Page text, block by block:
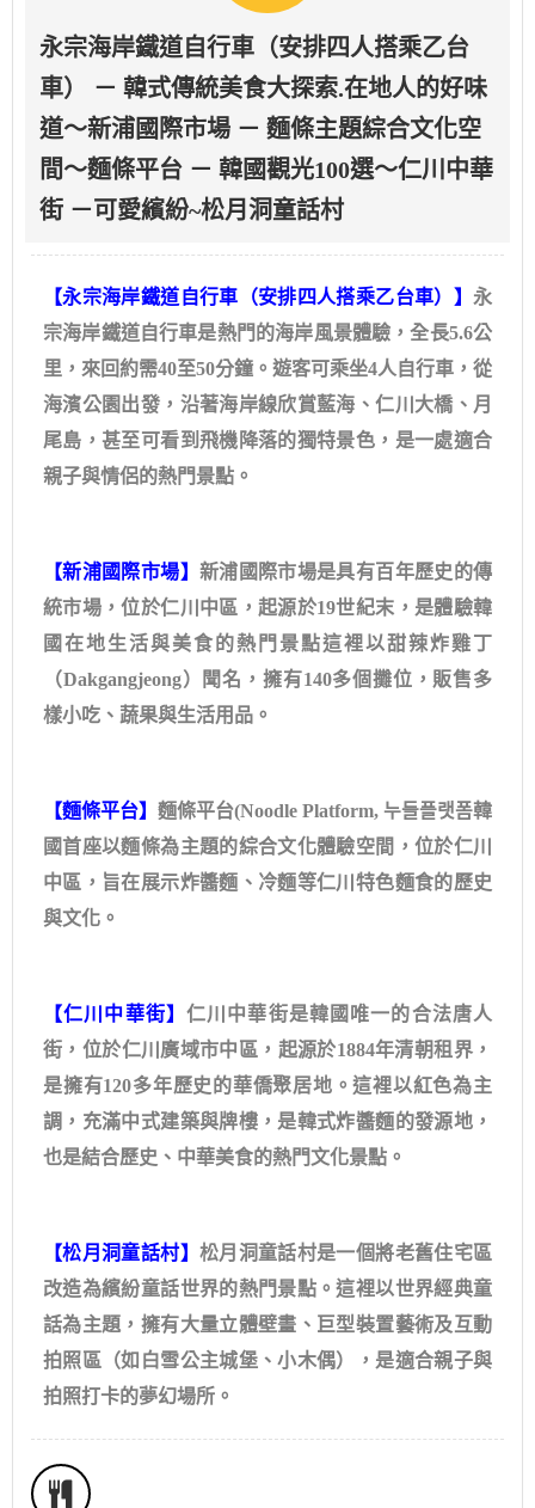
永宗海岸鐵道自行車（安排四人搭乘乙台
車） － 韓式傳統美食大探索.在地人的好味
道～新浦國際市場 － 麵條主題綜合文化空
間～麵條平台 － 韓國觀光100選～仁川中華
街 －可愛繽紛~松月洞童話村
【永宗海岸鐵道自行車（安排四人搭乘乙台車）】 永
宗海岸鐵道自行車是熱門的海岸風景體驗，全長5.6公
里，來回約需40至50分鐘。遊客可乘坐4人自行車，從
海濱公園出發，沿著海岸線欣賞藍海、仁川大橋、月
尾島，甚至可看到飛機降落的獨特景色，是一處適合
親子與情侶的熱門景點。
【新浦國際市場】 新浦國際市場是具有百年歷史的傳
統市場，位於仁川中區，起源於19世紀末，是體驗韓
國在地生活與美食的熱門景點這裡以甜辣炸雞丁
（Dakgangjeong）聞名，擁有140多個攤位，販售多
樣小吃、蔬果與生活用品。
【麵條平台】 麵條平台(Noodle Platform, 누들플랫폼韓
國首座以麵條為主題的綜合文化體驗空間，位於仁川
中區，旨在展示炸醬麵、冷麵等仁川特色麵食的歷史
與文化。
【仁川中華街】 仁川中華街是韓國唯一的合法唐人
街，位於仁川廣域市中區，起源於1884年清朝租界，
是擁有120多年歷史的華僑聚居地。這裡以紅色為主
調，充滿中式建築與牌樓，是韓式炸醬麵的發源地，
也是結合歷史、中華美食的熱門文化景點。
【松月洞童話村】 松月洞童話村是一個將老舊住宅區
改造為繽紛童話世界的熱門景點。這裡以世界經典童
話為主題，擁有大量立體壁畫、巨型裝置藝術及互動
拍照區（如白雪公主城堡、小木偶），是適合親子與
拍照打卡的夢幻場所。